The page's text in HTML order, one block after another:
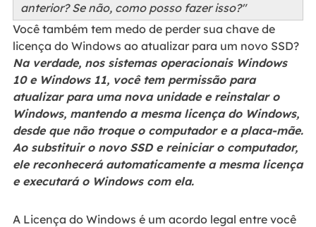
anterior? Se não, como posso fazer isso?"
Você também tem medo de perder sua chave de
licença do Windows ao atualizar para um novo SSD?
Na verdade, nos sistemas operacionais Windows
10 e Windows 11, você tem permissão para
atualizar para uma nova unidade e reinstalar o
Windows, mantendo a mesma licença do Windows,
desde que não troque o computador e a placa-mãe.
Ao substituir o novo SSD e reiniciar o computador,
ele reconhecerá automaticamente a mesma licença
e executará o Windows com ela.
A Licença do Windows é um acordo legal entre você